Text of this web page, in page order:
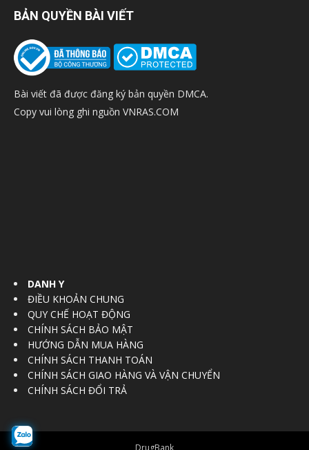
BẢN QUYỀN BÀI VIẾT
Bài viết đã được đăng ký bản quyền DMCA.
Copy vui lòng ghi nguồn VNRAS.COM
DANH Y
ĐIỀU KHOẢN CHUNG
QUY CHẾ HOẠT ĐỘNG
CHÍNH SÁCH BẢO MẬT
HƯỚNG DẪN MUA HÀNG
CHÍNH SÁCH THANH TOÁN
CHÍNH SÁCH GIAO HÀNG VÀ VẬN CHUYỂN
CHÍNH SÁCH ĐỔI TRẢ
DrugBank